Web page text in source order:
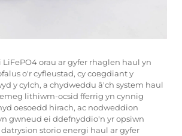
LiFePO4 orau ar gyfer rhaglen haul yn
o'r cyfleustad, cy совgdiant y
y cylch, a chydweddu â'ch system haul
lithiwm-ocsid fferrig yn cynnig
oesoedd hirach, ac nodweddion
gwneud ei ddefnyddio'n yr opsiwn
storio energi haul ar gyfer